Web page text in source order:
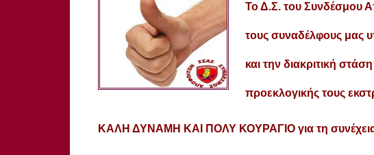
Το Δ.Σ. του Συνδέσμου
τους συναδέλφους μας
και την διακριτική
προεκλογικής τους
ΚΑΛΗ ΔΥΝΑΜΗ ΚΑΙ ΠΟΛΥ ΚΟΥΡΑΓΙΟ για τη συνέχεια,